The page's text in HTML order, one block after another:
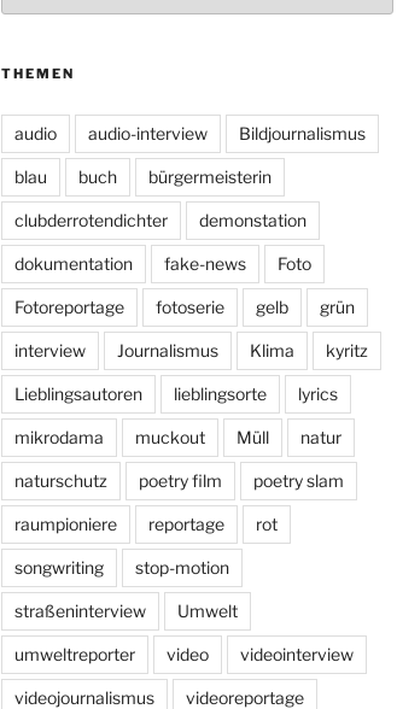
THEMEN
audio audio-interview Bildjournalismus
blau buch bürgermeisterin
clubderrotendichter demonstation
dokumentation fake-news Foto
Fotoreportage fotoserie gelb grün
interview Journalismus Klima kyritz
Lieblingsautoren lieblingsorte lyrics
mikrodama muckout Müll natur
naturschutz poetry film poetry slam
raumpioniere reportage rot
songwriting stop-motion
straßeninterview Umwelt
umweltreporter video videointerview
videojournalismus videoreportage